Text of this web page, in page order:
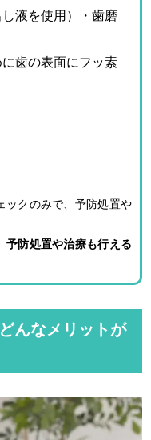
液を使用）・歯磨
歯の表面にフッ素
ックのみで、予防処置や
予防処置や治療も行える
んなメリットが